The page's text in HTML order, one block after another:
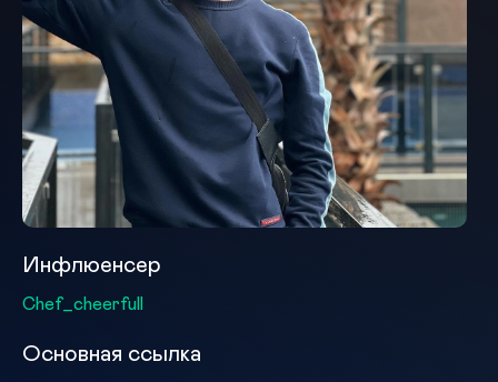
Инфлюенсер
Chef_cheerfull
Основная ссылка